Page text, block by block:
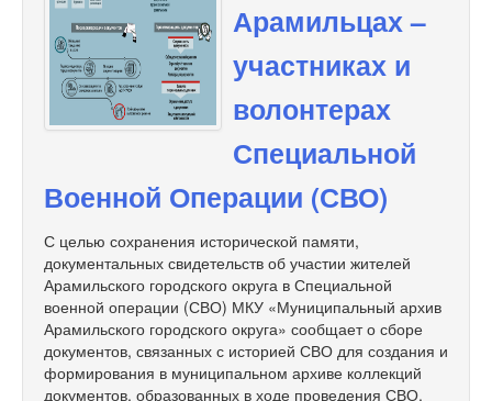
Арамильцах –
участниках и
волонтерах
Специальной
Военной Операции (СВО)
С целью сохранения исторической памяти,
документальных свидетельств об участии жителей
Арамильского городского округа в Специальной
военной операции (СВО) МКУ «Муниципальный архив
Арамильского городского округа» сообщает о сборе
документов, связанных с историей СВО для создания и
формирования в муниципальном архиве коллекций
документов, образованных в ходе проведения СВО,